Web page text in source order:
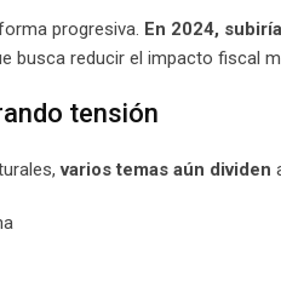
progresiva. En 2024,
busca reducir el impacto fiscal
tensión
varios temas aún dividen